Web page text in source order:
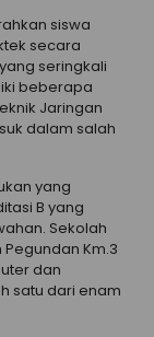
siswa
secara
seringkali
beberapa
Jaringan
dalam salah
yang
B yang
Sekolah
Km.3
dan
satu dari enam